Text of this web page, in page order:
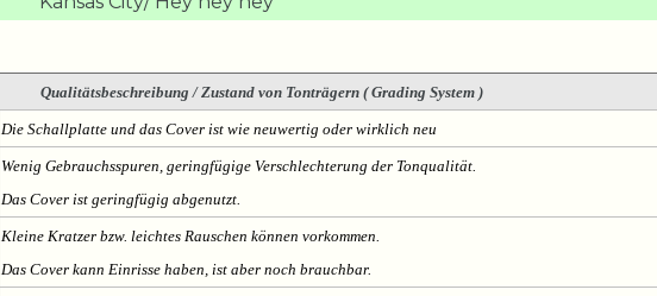
Qualitätsbeschreibung / Zustand von Tonträgern ( Grading System )
Die Schallplatte und das Cover ist wie neuwertig oder wirklich neu
Wenig Gebrauchsspuren, geringfügige Verschlechterung der Tonqualität.
Das Cover ist geringfügig abgenutzt.
Kleine Kratzer bzw. leichtes Rauschen können vorkommen.
Das Cover kann Einrisse haben, ist aber noch brauchbar.